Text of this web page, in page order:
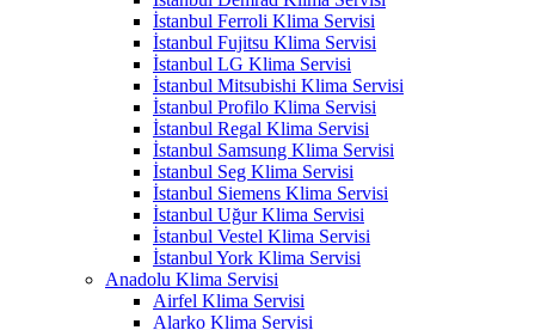
İstanbul Ferroli Klima Servisi
İstanbul Fujitsu Klima Servisi
İstanbul LG Klima Servisi
İstanbul Mitsubishi Klima Servisi
İstanbul Profilo Klima Servisi
İstanbul Regal Klima Servisi
İstanbul Samsung Klima Servisi
İstanbul Seg Klima Servisi
İstanbul Siemens Klima Servisi
İstanbul Uğur Klima Servisi
İstanbul Vestel Klima Servisi
İstanbul York Klima Servisi
Anadolu Klima Servisi
Airfel Klima Servisi
Alarko Klima Servisi